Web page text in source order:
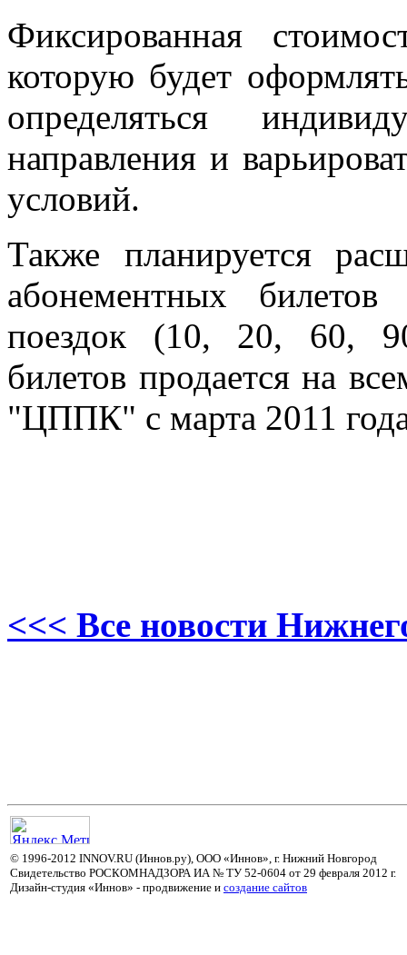
Фиксированная
которую будет
определяться
направления и
условий.
Также планируется
абонементных билетов
поездок (10, 20, 60,
билетов продается на
"ЦППК" с марта 2011
<<< Все новости
© 1996-2012 INNOV.RU (Иннов.ру), ООО «Иннов», г. Нижний Новгород
Свидетельство РОСКОМНАДЗОРА ИА № ТУ 52-0604 от 29 февраля 2012 г.
Дизайн-студия «Иннов» - продвижение и cоздание сайтов